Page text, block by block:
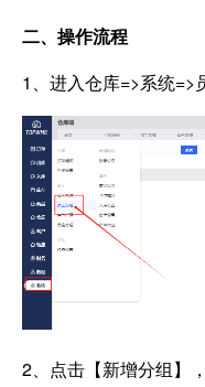
二、操作流程
1、 进入仓库=>系统=>
2、点击【新增分组】